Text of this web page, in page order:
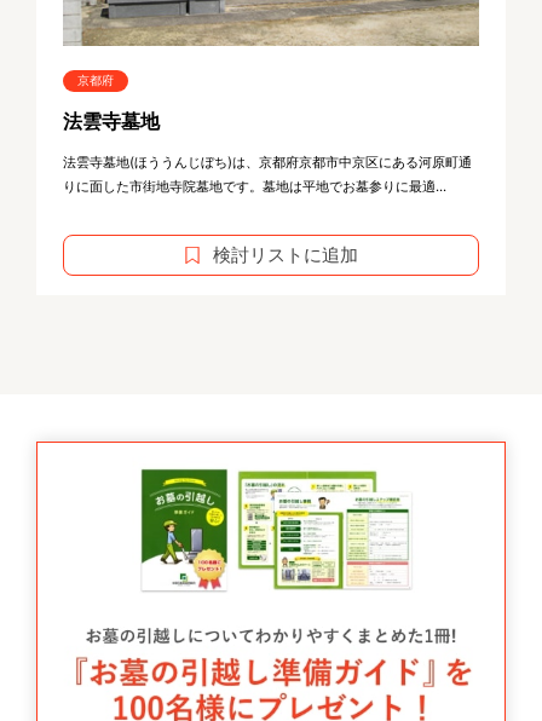
京都府
法雲寺墓地
法雲寺墓地(ほううんじぼち)は、京都府京都市中京区にある河原町通
りに面した市街地寺院墓地です。墓地は平地でお墓参りに最適...
検討リストに追加